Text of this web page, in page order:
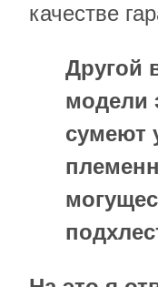
качестве
Другой
модели
сумеют